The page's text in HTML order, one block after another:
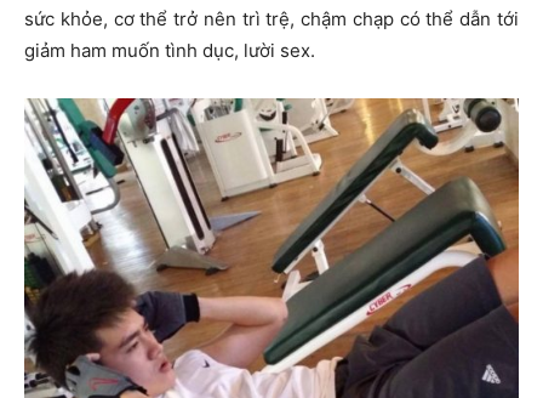
sức khỏe, cơ thể trở nên trì trệ, chậm chạp có thể dẫn tới
giảm ham muốn tình dục, lười sex.